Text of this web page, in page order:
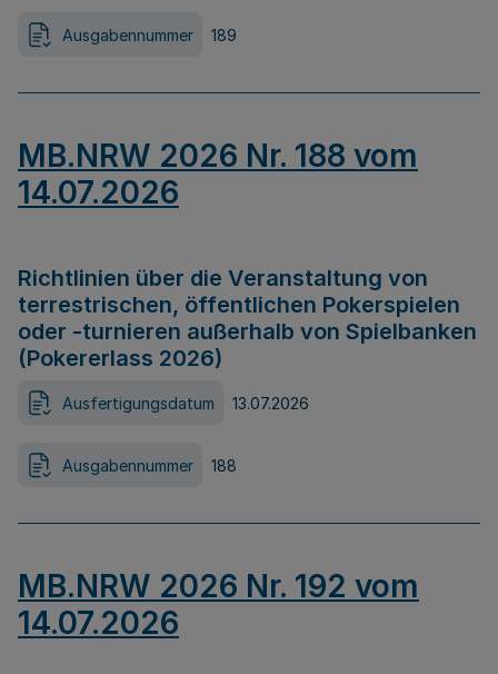
Ausgabennummer 189
MB.NRW 2026 Nr. 188 vom
14.07.2026
Richtlinien über die Veranstaltung von
terrestrischen, öffentlichen Pokerspielen
oder -turnieren außerhalb von Spielbanken
(Pokererlass 2026)
Ausfertigungsdatum 13.07.2026
Ausgabennummer 188
MB.NRW 2026 Nr. 192 vom
14.07.2026